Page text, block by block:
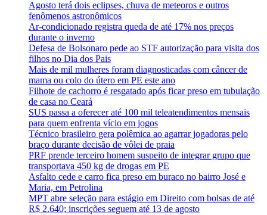
Agosto terá dois eclipses, chuva de meteoros e outros
fenômenos astronômicos
Ar-condicionado registra queda de até 17% nos preços
durante o inverno
Defesa de Bolsonaro pede ao STF autorização para visita dos
filhos no Dia dos Pais
Mais de mil mulheres foram diagnosticadas com câncer de
mama ou colo do útero em PE este ano
Filhote de cachorro é resgatado após ficar preso em tubulação
de casa no Ceará
SUS passa a oferecer até 100 mil teleatendimentos mensais
para quem enfrenta vício em jogos
Técnico brasileiro gera polêmica ao agarrar jogadoras pelo
braço durante decisão de vôlei de praia
PRF prende terceiro homem suspeito de integrar grupo que
transportava 450 kg de drogas em PE
Asfalto cede e carro fica preso em buraco no bairro José e
Maria, em Petrolina
MPT abre seleção para estágio em Direito com bolsas de até
R$ 2.640; inscrições seguem até 13 de agosto